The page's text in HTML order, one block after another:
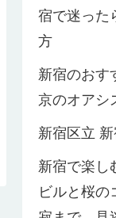
宿で迷った
方
新宿のおす
京のオアシ
新宿区立
新宿で楽し
ビルと桜の